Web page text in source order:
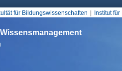
für Bildungswissenschaften Institut